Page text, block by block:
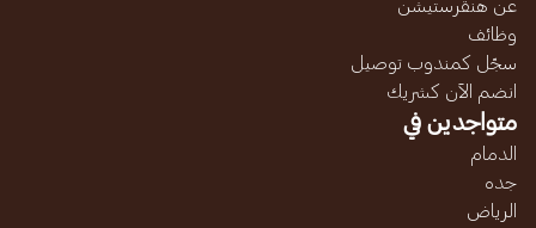
عن هنقرستيشن
وظائف
سجّل كمندوب توصيل
انضم الآن كشريك
متواجدين في
الدمام
جده
الرياض